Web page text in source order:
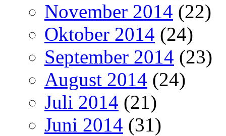
November 2014 (22)
Oktober 2014 (24)
September 2014 (23)
August 2014 (24)
Juli 2014 (21)
Juni 2014 (31)